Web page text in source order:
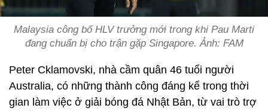
Malaysia công bố HLV trưởng mới trong khi Pau Marti
đang chuẩn bị cho trận gặp Singapore. Ảnh: FAM
Peter Cklamovski, nhà cầm quân 46 tuổi người
Australia, có những thành công đáng kể trong thời
gian làm việc ở giải bóng đá Nhật Bản, từ vai trò trợ